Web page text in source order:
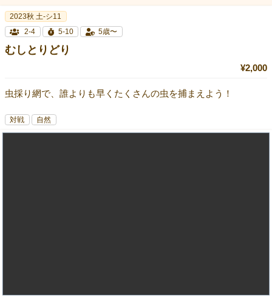
2023秋 土-シ11
2-4
5-10 5歳〜
むしとりどり
¥2,000
虫採り網で、誰よりも早くたくさんの虫を捕まえよう！
対戦 自然